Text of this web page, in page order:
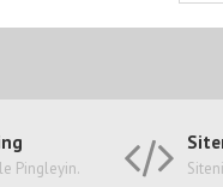
Pingleyin.